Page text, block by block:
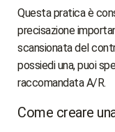
Questa pratica è
precisazione
scansionata del
possiedi una, puoi
raccomandata A/R.
Come creare